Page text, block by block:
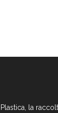
Plastica, la